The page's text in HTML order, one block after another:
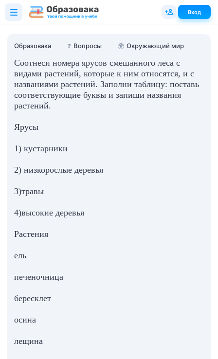
Образовака ❓ Вопросы 🌍 Окружающий мир
Соотнеси номера ярусов смешанного леса с
видами растений, которые к ним относятся, и с
названиями растений. Заполни таблицу: поставь
соответствующие буквы и запиши названия
растений.
Ярусы
1) кустарники
2) низкорослые деревья
3)травы
4)высокие деревья
Растения
ель
печеночница
бересклет
осина
лещина
Вход